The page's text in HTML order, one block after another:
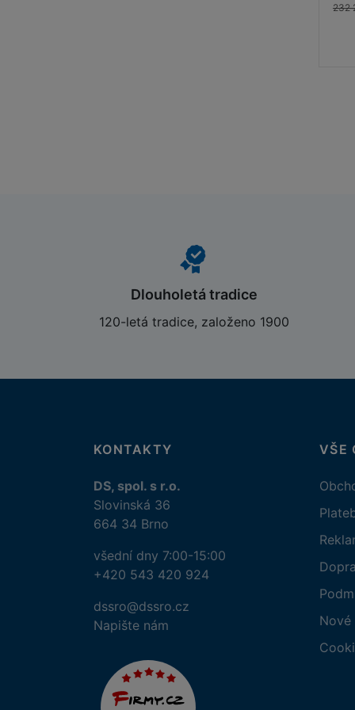
232
Dlouholetá tradice
120-letá tradice, založeno 1900
KONTAKTY
DS, spol. s r.o.
Slovinská 36
664 34 Brno
všední dny 7:00-15:00
+420 543 420 924
dssro@dssro.cz
Napište nám
VŠE
Nové